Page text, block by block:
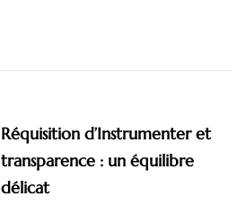
Réquisition d’Instrumenter et
transparence : un équilibre
délicat